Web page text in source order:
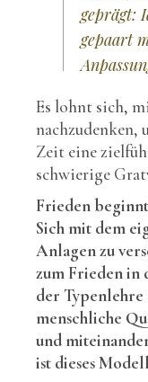
geprägt:
gepaart
Es lohnt sich,
nachzudenken,
Zeit eine
schwierige
Frieden
Sich mit dem
Anlagen zu
zum Frieden in
der Typenlehre
menschliche
und
ist dieses